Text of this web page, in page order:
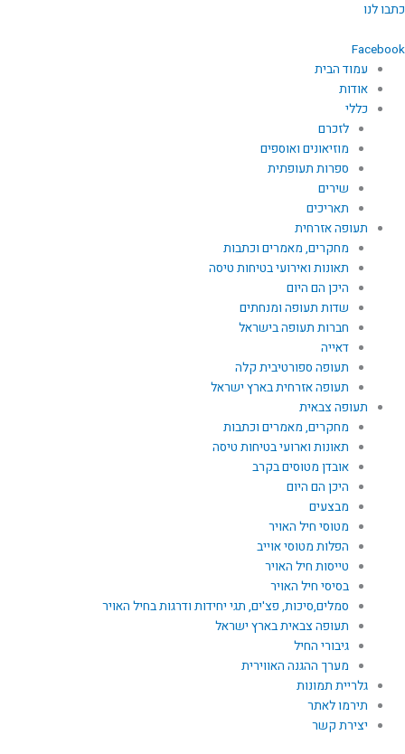
דילוג
כתבו לנו
Facebook
עמוד הבית
אודות
כללי
לזכרם
מוזיאונים ואוספים
ספרות תעופתית
שירים
תאריכים
תעופה אזרחית
מחקרים, מאמרים וכתבות
תאונות ואירועי בטיחות טיסה
היכן הם היום
שדות תעופה ומנחתים
חברות תעופה בישראל
דאייה
תעופה ספורטיבית קלה
תעופה אזרחית בארץ ישראל
תעופה צבאית
מחקרים, מאמרים וכתבות
תאונות וארועי בטיחות טיסה
אובדן מטוסים בקרב
היכן הם היום
מבצעים
מטוסי חיל האויר
הפלות מטוסי אוייב
טייסות חיל האויר
בסיסי חיל האויר
סמלים,סיכות, פצ'ים, תגי יחידות ודרגות בחיל האויר
תעופה צבאית בארץ ישראל
גיבורי החיל
מערך ההגנה האווירית
גלריית תמונות
תירמו לאתר
יצירת קשר